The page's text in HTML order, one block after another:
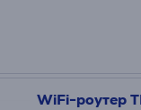
WiFi-роутер